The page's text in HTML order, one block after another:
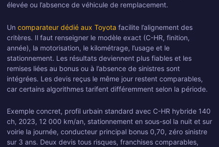
élevée ou l’absence de véhicule de remplacement.
Un comparateur dédié aux Toyota facilite l’alignement des
critères. Il faut renseigner le modèle exact (C-HR, finition,
année), la motorisation, le kilométrage, l’usage et le
stationnement. Les résultats deviennent plus fiables et les
remises liées au bonus ou à l’absence de sinistres sont
intégrées. Les devis reçus le même jour restent comparables,
car certains algorithmes tarifent différemment selon la période.
Exemple concret, profil urbain standard avec C-HR hybride 140
ch, 2023, 12 000 km/an, stationnement en sous-sol la nuit et sur
voirie la journée, conducteur principal bonus 0,70, zéro sinistre
sur 3 ans. Deux devis tous risques, franchises comparables,